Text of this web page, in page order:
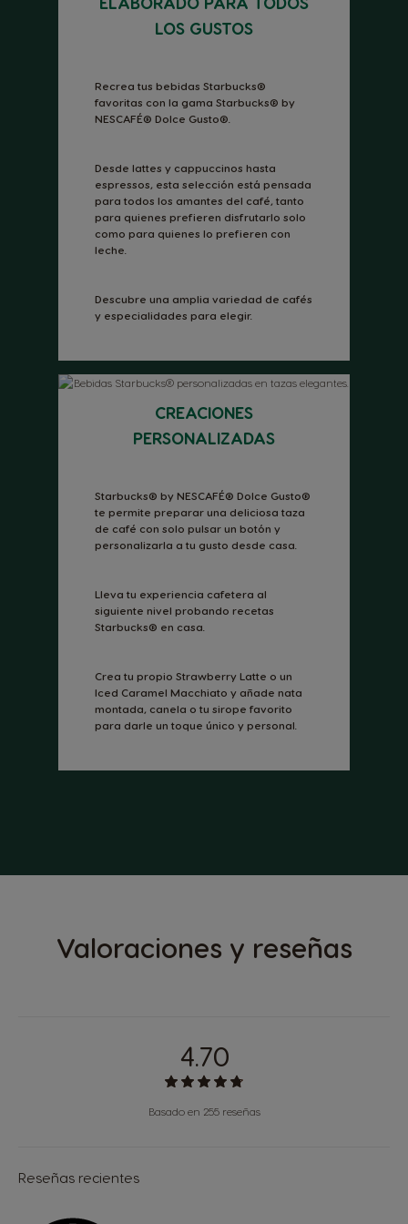
LOS GUSTOS
Recrea tus bebidas Starbucks®
favoritas con la gama Starbucks® by
NESCAFÉ® Dolce Gusto®.
Desde lattes y cappuccinos hasta
espressos, esta selección está pensada
para todos los amantes del café, tanto
para quienes prefieren disfrutarlo solo
como para quienes lo prefieren con
leche.
Descubre una amplia variedad de cafés
y especialidades para elegir.
CREACIONES
PERSONALIZADAS
Starbucks® by NESCAFÉ® Dolce Gusto®
te permite preparar una deliciosa taza
de café con solo pulsar un botón y
personalizarla a tu gusto desde casa.
Lleva tu experiencia cafetera al
siguiente nivel probando recetas
Starbucks® en casa.
Crea tu propio Strawberry Latte o un
Iced Caramel Macchiato y añade nata
montada, canela o tu sirope favorito
para darle un toque único y personal.
Valoraciones y reseñas
4.70
Basado en 255 reseñas
Reseñas recientes